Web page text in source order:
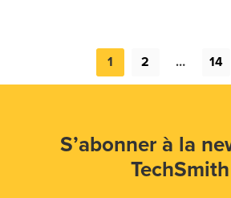
1 2 … 14
S’abonner à la
TechSmith